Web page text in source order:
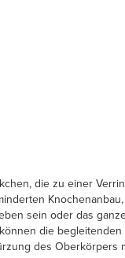
die zu einer
sein oder das
die
des Oberkörpers